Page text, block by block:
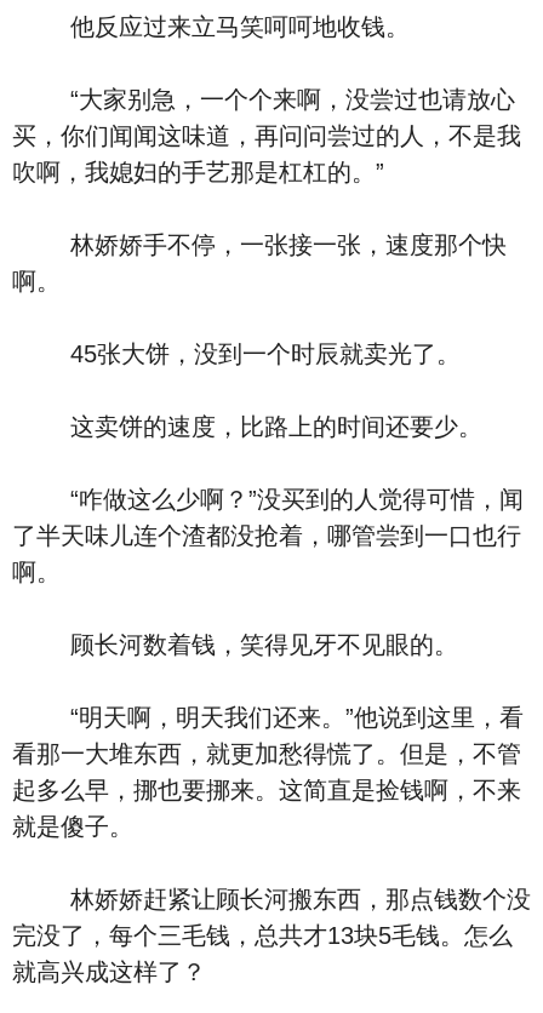
他反应过来立马笑呵呵地收钱。
“大家别急，一个个来啊，没尝过也请放心
买，你们闻闻这味道，再问问尝过的人，不是我
吹啊，我媳妇的手艺那是杠杠的。”
林娇娇手不停，一张接一张，速度那个快
啊。
45张大饼，没到一个时辰就卖光了。
这卖饼的速度，比路上的时间还要少。
“咋做这么少啊？”没买到的人觉得可惜，闻
了半天味儿连个渣都没抢着，哪管尝到一口也行
啊。
顾长河数着钱，笑得见牙不见眼的。
“明天啊，明天我们还来。”他说到这里，看
看那一大堆东西，就更加愁得慌了。但是，不管
起多么早，挪也要挪来。这简直是捡钱啊，不来
就是傻子。
林娇娇赶紧让顾长河搬东西，那点钱数个没
完没了，每个三毛钱，总共才13块5毛钱。怎么
就高兴成这样了？